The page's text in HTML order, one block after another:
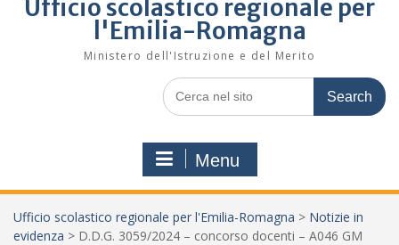
Ufficio scolastico regionale per
l'Emilia-Romagna
Ministero dell'Istruzione e del Merito
Search
for:
Menu
Ufficio scolastico regionale per l'Emilia-Romagna > Notizie in
evidenza > D.D.G. 3059/2024 – concorso docenti – A046 GM